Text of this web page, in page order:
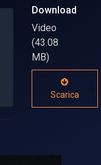
Download
Video
(43.08
MB)
Scarica